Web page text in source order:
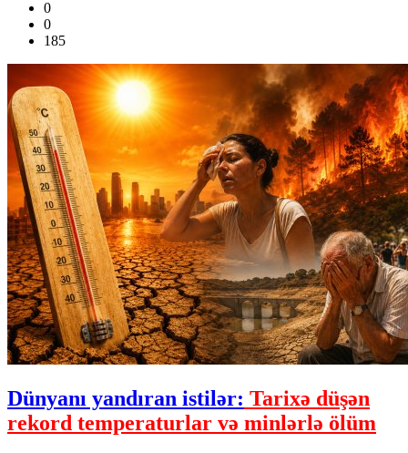
0
0
185
Dünyanı yandıran istilər: Tarixə düşən
rekord temperaturlar və minlərlə ölüm